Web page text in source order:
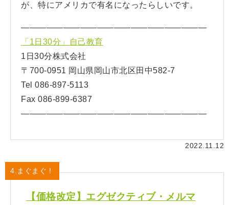
が、特にアメリカで有名になったらしいです。
——————————————————————
「1日30分」自己教育
1日30分株式会社
〒700-0951 岡山県岡山市北区田中582-7
Tel 086-897-5113
Fax 086-899-6387
——————————————————————
2022.11.12
4.まぐまぐ！
【価格改定】エグゼクティブ・メルマ